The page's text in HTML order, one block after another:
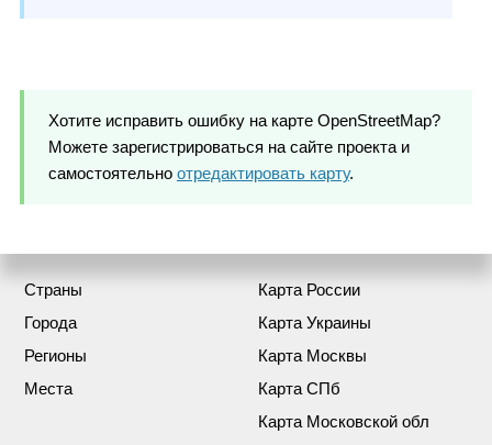
Хотите исправить ошибку на карте OpenStreetMap?
Можете зарегистрироваться на сайте проекта и
самостоятельно отредактировать карту.
Страны
Города
Регионы
Места
Карта России
Карта Украины
Карта Москвы
Карта СПб
Карта Московской обл